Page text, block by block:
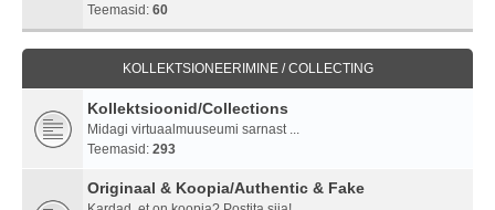
Teemasid: 60
KOLLEKTSIONEERIMINE / COLLECTING
Kollektsioonid/Collections
Midagi virtuaalmuuseumi sarnast ...
Teemasid: 293
Originaal & Koopia/Authentic & Fake